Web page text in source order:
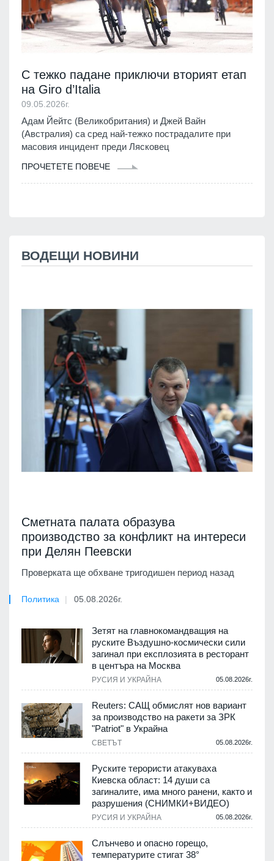
С тежко падане приключи вторият етап
на Giro d’Italia
09.05.2026г.
Адам Йейтс (Великобритания) и Джей Вайн
(Австралия) са сред най-тежко пострадалите при
масовия инцидент преди Лясковец
ПРОЧЕТЕТЕ ПОВЕЧЕ
ВОДЕЩИ НОВИНИ
Сметната палата образува
производство за конфликт на интереси
при Делян Пеевски
Проверката ще обхване тригодишен период назад
Политика 05.08.2026г.
Зетят на главнокомандващия на
руските Въздушно-космически сили
загинал при експлозията в ресторант
в центъра на Москва
РУСИЯ И УКРАЙНА 05.08.2026г.
Reuters: САЩ обмислят нов вариант
за производство на ракети за ЗРК
"Patriot" в Украйна
СВЕТЪТ 05.08.2026г.
Руските терористи атакуваха
Киевска област: 14 души са
загиналите, има много ранени, както и
разрушения (СНИМКИ+ВИДЕО)
РУСИЯ И УКРАЙНА 05.08.2026г.
Слънчево и опасно горещо,
температурите стигат 38°